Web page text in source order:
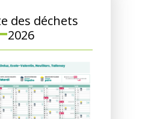
des déchets
2026